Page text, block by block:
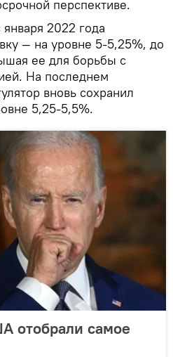
перспективе.
2022 года
— на уровне 5-5,25%, до
ее для борьбы с
На последнем
вновь сохранил
5,25-5,5%.
отобрали самое